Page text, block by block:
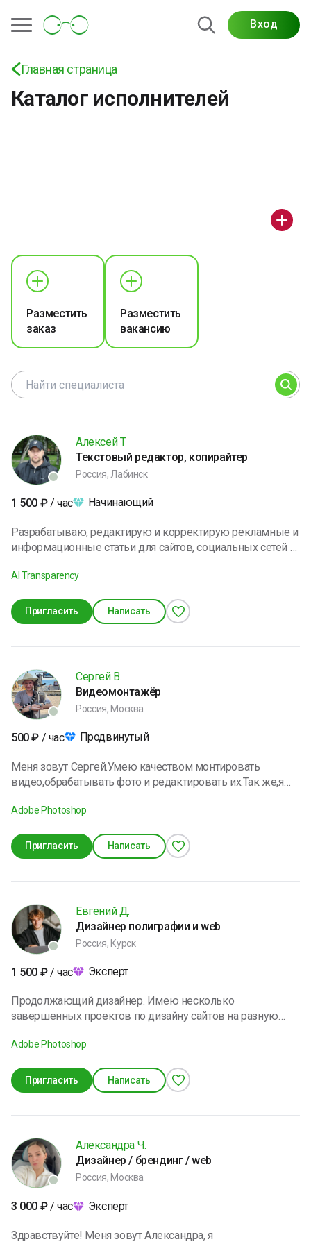
Вход
Главная страница
Каталог исполнителей
Разместить
заказ
Разместить
вакансию
Алексей Т
Текстовый редактор, копирайтер
Россия, Лабинск
1 500 ₽ / час Начинающий
Разрабатываю, редактирую и корректирую рекламные и
информационные статьи для сайтов, социальных сетей и
собираю материалы, составляю контент-план. Вношу
придумываю слоганы и заголовки, контролирую
правильное оформление материалов.
AI Transparency
Пригласить Написать
Сергей В.
Видеомонтажёр
Россия, Москва
500₽ / час Продвинутый
Меня зовут Сергей.Умею качеством монтировать
видео,обрабатывать фото и редактировать их.Так же,я
специальности,как мастер по обработке цифровой
информатика".В свободное время люблю проводить с
семьёй
Adobe Photoshop
Пригласить Написать
Евгений Д.
Дизайнер полиграфии и web
Россия, Курск
1 500 ₽ / час Эксперт
Продолжающий дизайнер. Имею несколько
завершенных проектов по дизайну сайтов на разную
полиграфией. Постоянно слежу за новыми тенденциями
проекта над которым работаю. Имею художественное
образование и понимание композиции и цвета в работах
Adobe Photoshop
Пригласить Написать
Александра Ч.
Дизайнер / брендинг / web
Россия, Москва
3 000 ₽/ час Эксперт
Здравствуйте! Меня зовут Александра, я